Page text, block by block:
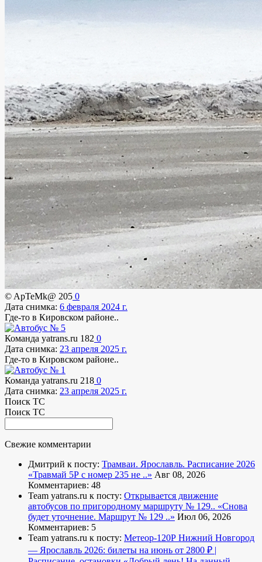
© ApTeMk@ 205 0
Дата снимка: 6 февраля 2024 г.
Где-то в Кировском районе..
Команда yatrans.ru 182 0
Дата снимка: 23 апреля 2025 г.
Где-то в Кировском районе..
Команда yatrans.ru 218 0
Дата снимка: 23 апреля 2025 г.
Поиск ТС
Поиск ТС
Свежие комментарии
Дмитрий к посту: Трамваи. Ярославль. Расписание 2026
«Травмай 5Р с номер 235 не ..» Авг 08, 2026
Комментариев: 48
Team yatrans.ru к посту: Открывается движение
автобусов по пригородному маршруту № 129.. «Снова
будет уточнение. Маршрут № 129 ..» Июл 06, 2026
Комментариев: 5
Team yatrans.ru к посту: Метеор-120Р Нижний Новгород
— Ярославль 2026: билеты на июнь от 2800 ₽ |